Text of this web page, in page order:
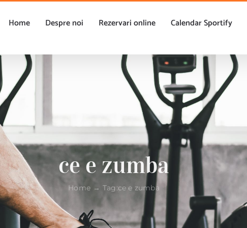
Home Despre noi Rezervari online Calendar Sportify
ce e zumba
Home Tag:ce e zumba